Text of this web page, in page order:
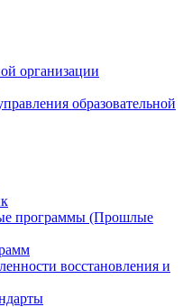
организации
образовательной
программы (Прошлые
восстановления и